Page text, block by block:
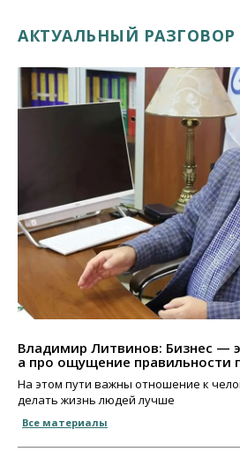
АКТУАЛЬНЫЙ РАЗГОВОР
Владимир Литвинов: Бизнес —
а про ощущение правильности
На этом пути важны отношение к
делать жизнь людей лучше
Все материалы